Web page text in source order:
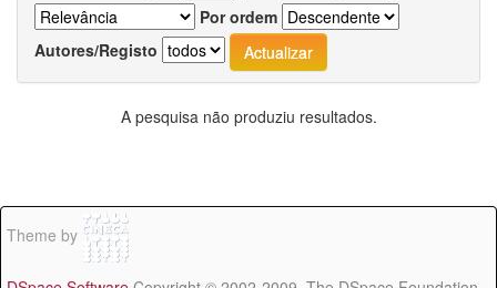
Por ordem
Autores/Registo
A pesquisa não produziu resultados.
Theme by